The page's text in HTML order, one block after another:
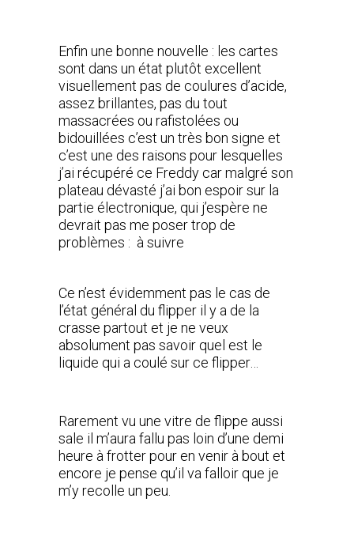
Enfin une bonne nouvelle : les cartes
sont dans un état plutôt excellent
visuellement pas de coulures d’acide,
assez brillantes, pas du tout
massacrées ou rafistolées ou
bidouillées c’est un très bon signe et
c’est une des raisons pour lesquelles
j’ai récupéré ce Freddy car malgré son
plateau dévasté j’ai bon espoir sur la
partie électronique, qui j’espère ne
devrait pas me poser trop de
problèmes : à suivre
Ce n’est évidemment pas le cas de
l’état général du flipper il y a de la
crasse partout et je ne veux
absolument pas savoir quel est le
liquide qui a coulé sur ce flipper…
Rarement vu une vitre de flippe aussi
sale il m’aura fallu pas loin d’une demi
heure à frotter pour en venir à bout et
encore je pense qu’il va falloir que je
m’y recolle un peu.